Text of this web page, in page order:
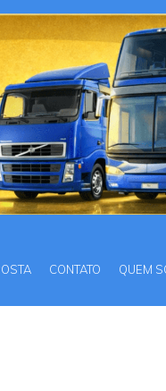
CONTATO QUEM